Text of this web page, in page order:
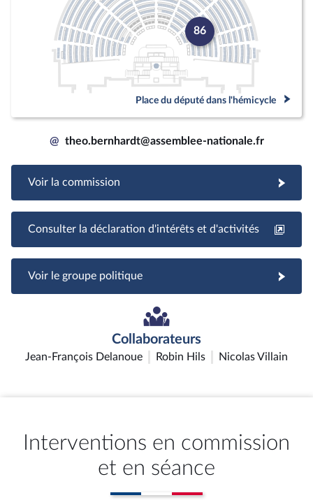
86
Place du député dans l'hémicycle
@ theo.bernhardt@assemblee-nationale.fr
Voir la commission
Consulter la déclaration d'intérêts et d'activités
Voir le groupe politique
Collaborateurs
Jean-François Delanoue Robin Hils Nicolas Villain
Interventions en commission
et en séance